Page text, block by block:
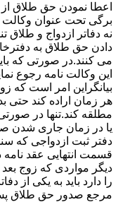
اعطا نمودن حق طلاق
برگی تحت عنوان وکالت
نه دفاتر ازدواج و
دادن حق طلاق به
می کنند.در صورتی که
این وکالت نامه رجوع
بیانگراین امر است که
هر زمان اراده کند حتی
مطلقه کند.تنها در
یا در زمان جاری شدن
دفتر ثبت ازدواجی که
قسمت انتهایی عقد
دیگر مواردی که زوج
را دارد باید به یکی از
مرجع صدور حق طلاق